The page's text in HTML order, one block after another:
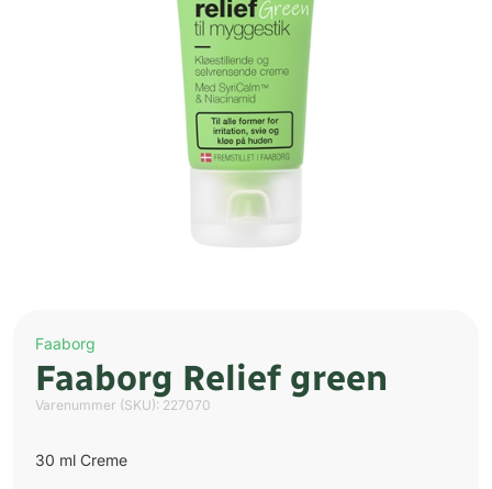
Faaborg
Faaborg Relief green
Varenummer (SKU): 227070
30 ml Creme